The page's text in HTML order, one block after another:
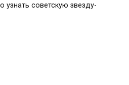
узнать советскую звезду-